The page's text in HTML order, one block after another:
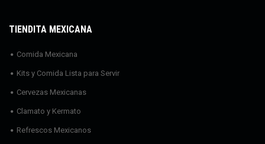
TIENDITA MEXICANA
Comida Mexicana
Kits y Comida Lista para Servir
Cervezas Mexicanas
Clamato y Kermato
Refrescos Mexicanos